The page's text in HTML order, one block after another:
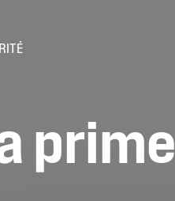
prime